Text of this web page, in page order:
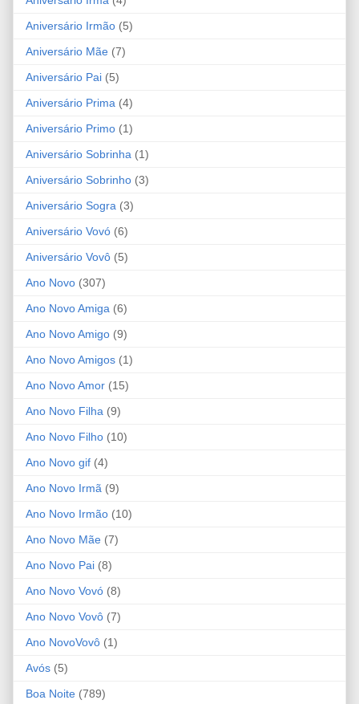
Aniversário Irmão (5)
Aniversário Mãe (7)
Aniversário Pai (5)
Aniversário Prima (4)
Aniversário Primo (1)
Aniversário Sobrinha (1)
Aniversário Sobrinho (3)
Aniversário Sogra (3)
Aniversário Vovó (6)
Aniversário Vovô (5)
Ano Novo (307)
Ano Novo Amiga (6)
Ano Novo Amigo (9)
Ano Novo Amigos (1)
Ano Novo Amor (15)
Ano Novo Filha (9)
Ano Novo Filho (10)
Ano Novo gif (4)
Ano Novo Irmã (9)
Ano Novo Irmão (10)
Ano Novo Mãe (7)
Ano Novo Pai (8)
Ano Novo Vovó (8)
Ano Novo Vovô (7)
Ano NovoVovô (1)
Avós (5)
Boa Noite (789)